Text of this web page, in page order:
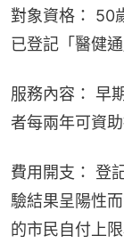
對象資格： 50
已登記「醫健通
服務內容： 早
者每兩年可資
費用開支： 登
驗結果呈陽性
的市民自付上